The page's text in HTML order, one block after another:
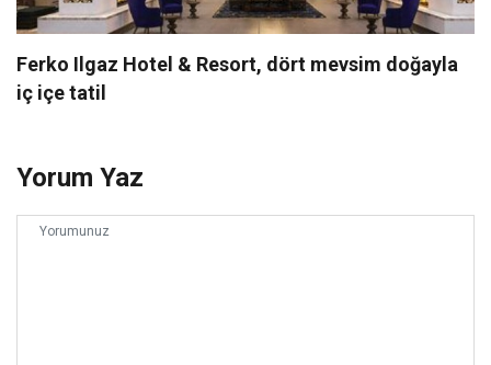
Ferko Ilgaz Hotel & Resort, dört mevsim doğayla
iç içe tatil
Yorum Yaz